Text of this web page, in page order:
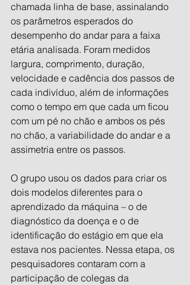
chamada linha de base, assinalando
os parâmetros esperados do
desempenho do andar para a faixa
etária analisada. Foram medidos
largura, comprimento, duração,
velocidade e cadência dos passos de
cada indivíduo, além de informações
como o tempo em que cada um ficou
com um pé no chão e ambos os pés
no chão, a variabilidade do andar e a
assimetria entre os passos.
O grupo usou os dados para criar os
dois modelos diferentes para o
aprendizado da máquina – o de
diagnóstico da doença e o de
identificação do estágio em que ela
estava nos pacientes. Nessa etapa, os
pesquisadores contaram com a
participação de colegas da